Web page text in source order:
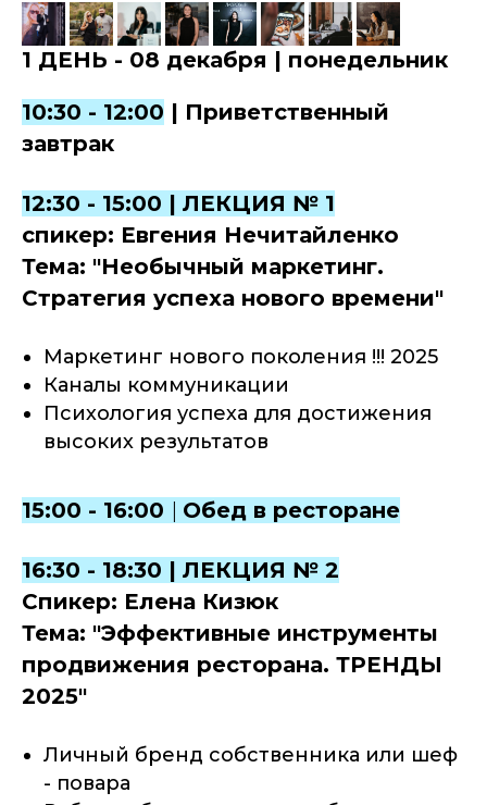
1 ДЕНЬ - 08 декабря | понедельник
10:30 - 12:00 | Приветственный
завтрак
12:30 - 15:00 | ЛЕКЦИЯ № 1
спикер: Евгения Нечитайленко
Тема: "Необычный маркетинг.
Стратегия успеха нового времени"
Маркетинг нового поколения !!! 2025
Каналы коммуникации
Психология успеха для достижения
высоких результатов
15:00 - 16:00 | Обед в ресторане
16:30 - 18:30 | ЛЕКЦИЯ № 2
Спикер: Елена Кизюк
Тема: "Эффективные инструменты
продвижения ресторана. ТРЕНДЫ
2025"
Личный бренд собственника или шеф
- повара